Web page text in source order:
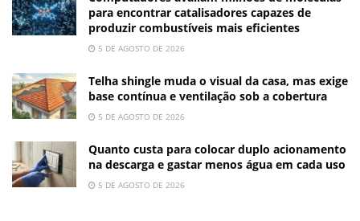
para encontrar catalisadores capazes de
produzir combustíveis mais eficientes
5 DE AGOSTO DE 2026
Telha shingle muda o visual da casa, mas exige
base contínua e ventilação sob a cobertura
5 DE AGOSTO DE 2026
Quanto custa para colocar duplo acionamento
na descarga e gastar menos água em cada uso
5 DE AGOSTO DE 2026